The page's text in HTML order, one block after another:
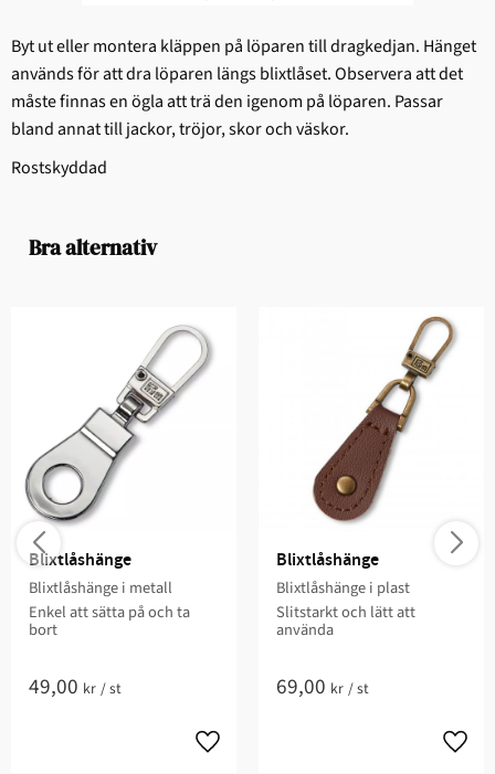
Byt ut eller montera kläppen på löparen till dragkedjan. Hänget
används för att dra löparen längs blixtlåset. Observera att det
måste finnas en ögla att trä den igenom på löparen. Passar
bland annat till jackor, tröjor, skor och väskor.
Rostskyddad
Bra alternativ
Blixtlåshänge
Blixtlåshänge i metall
Enkel att sätta på och ta
bort
49,00 kr /st
Blixtlåshänge
Blixtlåshänge i plast
Slitstarkt och lätt att
använda
69,00 kr /st